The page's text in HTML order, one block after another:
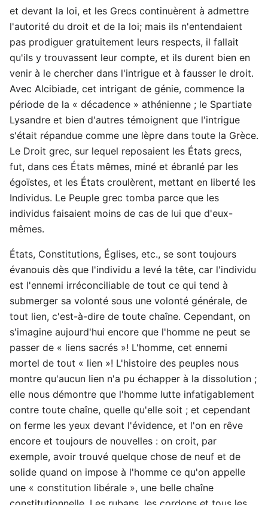
et devant la loi, et les Grecs continuèrent à admettre
l'autorité du droit et de la loi; mais ils n'entendaient
pas prodiguer gratuitement leurs respects, il fallait
qu'ils y trouvassent leur compte, et ils durent bien en
venir à le chercher dans l'intrigue et à fausser le droit.
Avec Alcibiade, cet intrigant de génie, commence la
période de la « décadence » athénienne ; le Spartiate
Lysandre et bien d'autres témoignent que l'intrigue
s'était répandue comme une lèpre dans toute la Grèce.
Le Droit grec, sur lequel reposaient les États grecs,
fut, dans ces États mêmes, miné et ébranlé par les
égoïstes, et les États croulèrent, mettant en liberté les
Individus. Le Peuple grec tomba parce que les
individus faisaient moins de cas de lui que d'eux-
mêmes.
États, Constitutions, Églises, etc., se sont toujours
évanouis dès que l'individu a levé la tête, car l'individu
est l'ennemi irréconciliable de tout ce qui tend à
submerger sa volonté sous une volonté générale, de
tout lien, c'est-à-dire de toute chaîne. Cependant, on
s'imagine aujourd'hui encore que l'homme ne peut se
passer de « liens sacrés »! L'homme, cet ennemi
mortel de tout « lien »! L'histoire des peuples nous
montre qu'aucun lien n'a pu échapper à la dissolution ;
elle nous démontre que l'homme lutte infatigablement
contre toute chaîne, quelle qu'elle soit ; et cependant
on ferme les yeux devant l'évidence, et l'on en rêve
encore et toujours de nouvelles : on croit, par
exemple, avoir trouvé quelque chose de neuf et de
solide quand on impose à l'homme ce qu'on appelle
une « constitution libérale », une belle chaîne